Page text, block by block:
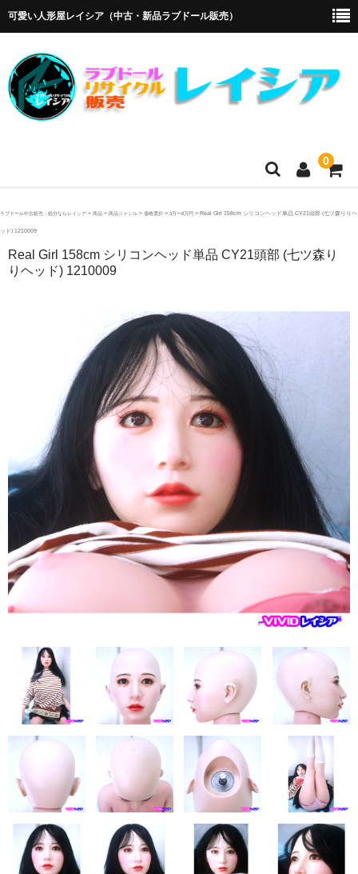
可愛い人形屋レイシア（中古・新品ラブドール販売）
0
ホーム
オリエント工業
アルテトキオ
フレンド技研（ミクロメイド）
人造人RZR DOLL
Sanhui Doll
Sino DOLL
WM DOLL
KISS DOLL
DOLLHOUSE168
JY DOLL
PIPER DOLL
DOLL4EVER
アップルトレーディングカンパニー
KUMA STORE
ラブドール中古販売・処分ならレイシア > 商品 > 商品ジャンル > 価格選択 > 3万〜8万円 > Real Girl 158cm シリコンヘッド単品 CY21頭部 (七ツ森りりヘ
ッド) 1210009
Real Girl 158cm シリコンヘッド単品 CY21頭部 (七ツ森り
りヘッド) 1210009